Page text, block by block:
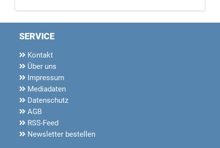
SERVICE
Kontakt
Über uns
Impressum
Mediadaten
Datenschutz
AGB
RSS-Feed
Newsletter bestellen